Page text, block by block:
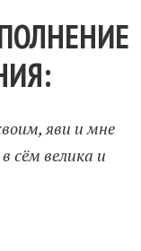
яви и мне
сём велика и